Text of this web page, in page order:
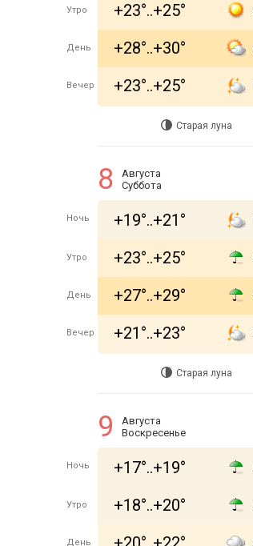
Утро +23°..+25°
День +28°..+30°
Вечер +23°..+25°
Старая луна
8
Августа
Суббота
Ночь +19°..+21°
Утро +23°..+25°
День +27°..+29°
Вечер +21°..+23°
Старая луна
9
Августа
Воскресенье
Ночь +17°..+19°
Утро +18°..+20°
День